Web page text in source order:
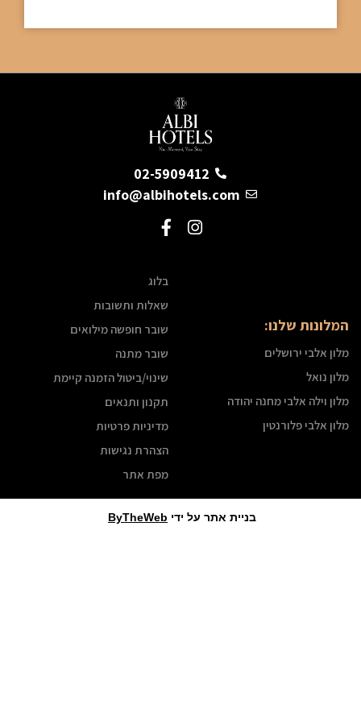
02-5909412
info@albihotels.com
שלנו:
אלבי ירושלים
נואל
וילה אלבי מחנה יהודה
אלבי פלורנטין
שאלות ותשובות
שובר חופשה מילואים
שובר מתנה
שינוי/ביטול הזמנה קיימת
תקנון ותנאים
מדיניות פרטיות
הצהרת נגישות
מפת אתר
בניית אתר על ידיByTheWeb